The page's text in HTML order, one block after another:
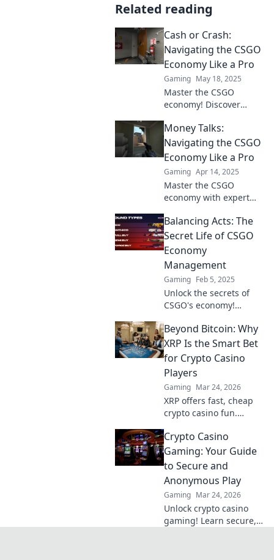
Related reading
Cash or Crash:
Navigating the CSGO
Economy Like a Pro
Gaming May 18, 2025
Master the CSGO
economy! Discover
profits and avoid pitfalls
in Cash or Crash. Click
to level up your game!
Money Talks:
Navigating the CSGO
Economy Like a Pro
Gaming Apr 14, 2025
Master the CSGO
economy with expert
your wallet and play like
a pro—discover the
secrets now!
Balancing Acts: The
Secret Life of CSGO
Economy
Management
Gaming Feb 5, 2025
Unlock the secrets of
CSGO's economy!
selling strategies to
elevate your game and
outsmart the
competition.
Beyond Bitcoin: Why
XRP Is the Smart Bet
for Crypto Casino
Players
Gaming Mar 24, 2026
XRP offers fast, cheap
crypto casino fun.
smarter than Bitcoin for
your gaming. Play
smarter, win bigger!
Crypto Casino
Gaming: Your Guide
to Secure and
Anonymous Play
Gaming Mar 24, 2026
Unlock crypto casino
gaming! Learn secure,